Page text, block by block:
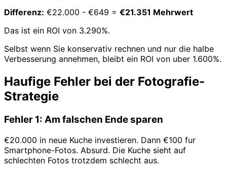
Differenz: €22.000 - €649 = €21.351 Mehrwert
Das ist ein ROI von 3.290%.
Selbst wenn Sie konservativ rechnen und nur die halbe
Verbesserung annehmen, bleibt ein ROI von uber 1.600%.
Haufige Fehler bei der Fotografie-
Strategie
Fehler 1: Am falschen Ende sparen
€20.000 in neue Kuche investieren. Dann €100 fur
Smartphone-Fotos. Absurd. Die Kuche sieht auf
schlechten Fotos trotzdem schlecht aus.